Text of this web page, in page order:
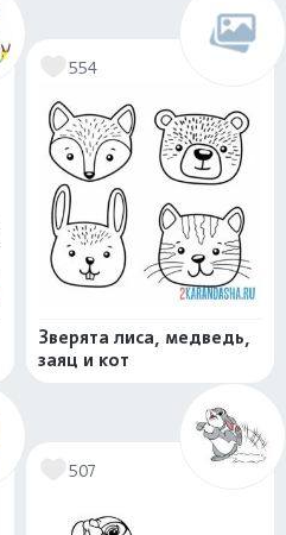
554
Зверята лиса, медведь,
заяц и кот
507